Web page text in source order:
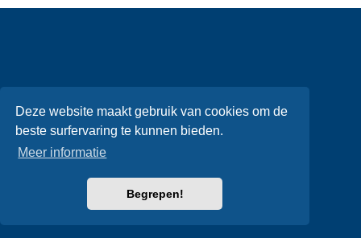
Deze website maakt gebruik van cookies om de
beste surfervaring te kunnen bieden.
Meer informatie
Begrepen!